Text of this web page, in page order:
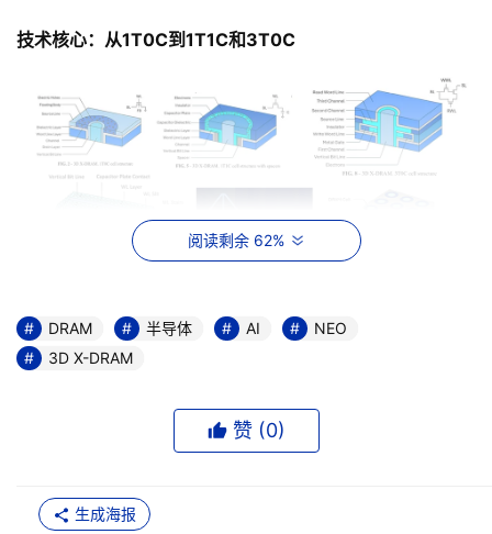
技术核心：从1T0C到1T1C和3T0C
3D X-DRAM最初构想是基于1T0C（单晶体管、零电容器）
浮体单元结构，这种架构简化了制造流程，有助于提升堆叠
来延长数据保留时间，减少刷新频率，从而降低功耗。采用
阅读剩余 62%
DRAM 半导体 AI
NEO
3D X-DRAM
赞 (0)
生成海报